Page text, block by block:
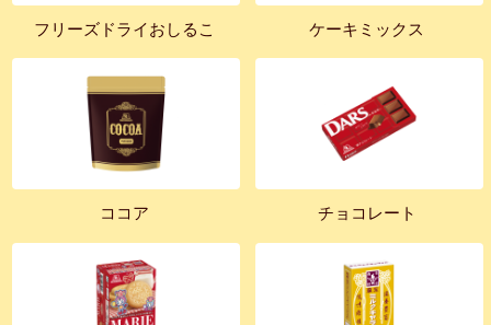
フリーズドライおしるこ ケーキミックス
ココア チョコレート